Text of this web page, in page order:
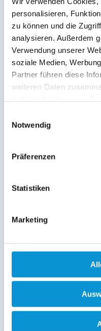
personalisieren,
zu können und die
analysieren. Außerdem
Verwendung unserer
soziale Medien,
Partner führen diese
weiteren Daten
Notwendig
Präferenzen
Statistiken
Marketing
Kurtaxfrei
Verpflegung:
Sonstiges:
neu: Highspeed Internet
Beschreibung
Moderne Haushälfte mit 3
Objekt mehrfach
Ostsee Ferienhaus
Gnitzer Weg 22